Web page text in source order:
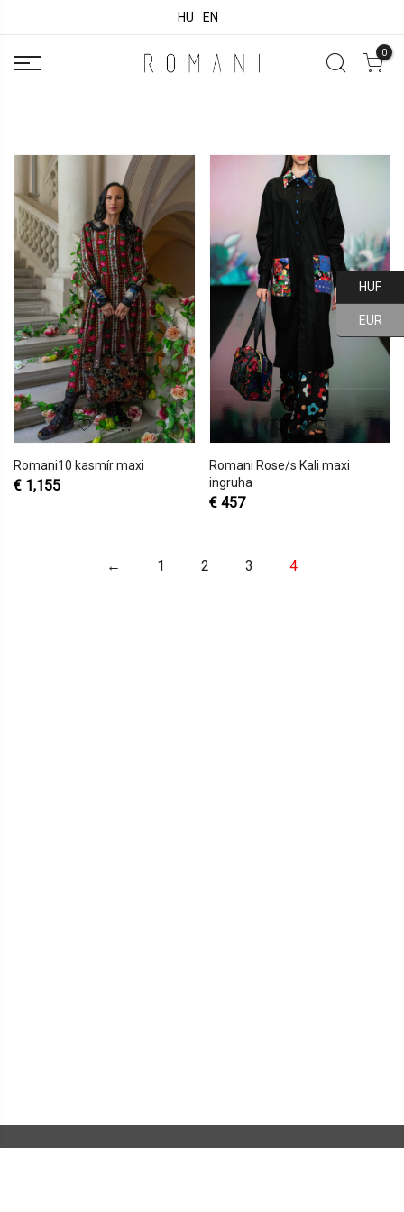
HU EN
0
Romani10 kasmír maxi
€ 1,155
Romani Rose/s Kali maxi
ingruha
€457
← 1 2 3 4
HUF
EUR